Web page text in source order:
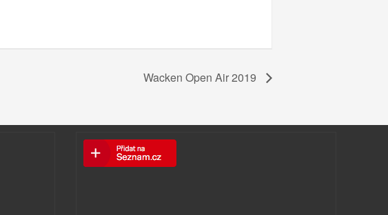
Wacken Open Air 2019